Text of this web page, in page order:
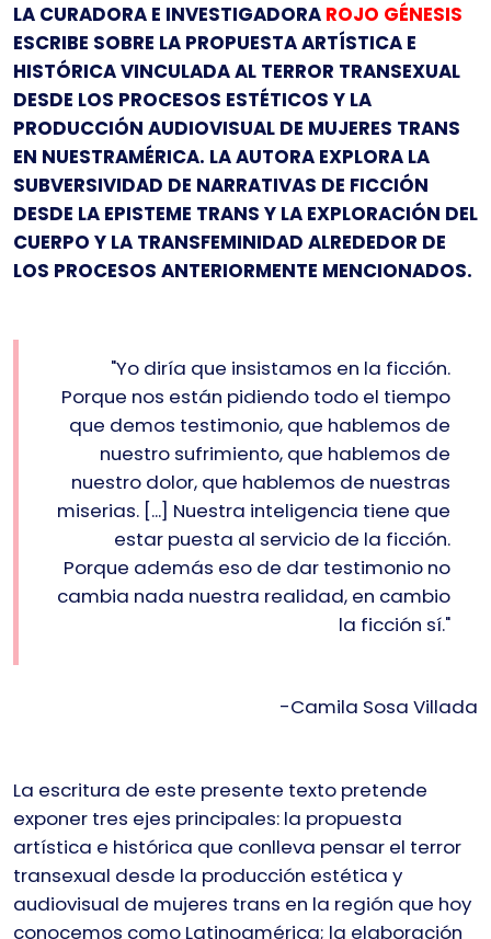
LA CURADORA E INVESTIGADORA ROJO GÉNESIS
ESCRIBE SOBRE LA PROPUESTA ARTÍSTICA E
HISTÓRICA VINCULADA AL TERROR TRANSEXUAL
DESDE LOS PROCESOS ESTÉTICOS Y LA
PRODUCCIÓN AUDIOVISUAL DE MUJERES TRANS
EN NUESTRAMÉRICA. LA AUTORA EXPLORA LA
SUBVERSIVIDAD DE NARRATIVAS DE FICCIÓN
DESDE LA EPISTEME TRANS Y LA EXPLORACIÓN DEL
CUERPO Y LA TRANSFEMINIDAD ALREDEDOR DE
LOS PROCESOS ANTERIORMENTE MENCIONADOS.
"Yo diría que insistamos en la ficción.
Porque nos están pidiendo todo el tiempo
que demos testimonio, que hablemos de
nuestro sufrimiento, que hablemos de
nuestro dolor, que hablemos de nuestras
miserias. [...] Nuestra inteligencia tiene que
estar puesta al servicio de la ficción.
Porque además eso de dar testimonio no
cambia nada nuestra realidad, en cambio
la ficción sí."
-Camila Sosa Villada
La escritura de este presente texto pretende
exponer tres ejes principales: la propuesta
artística e histórica que conlleva pensar el terror
transexual desde la producción estética y
audiovisual de mujeres trans en la región que hoy
conocemos como Latinoamérica; la elaboración